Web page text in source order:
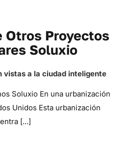
Otros Proyectos
Soluxio
Soluxio En una urbanización
Unidos Esta urbanización
[...]